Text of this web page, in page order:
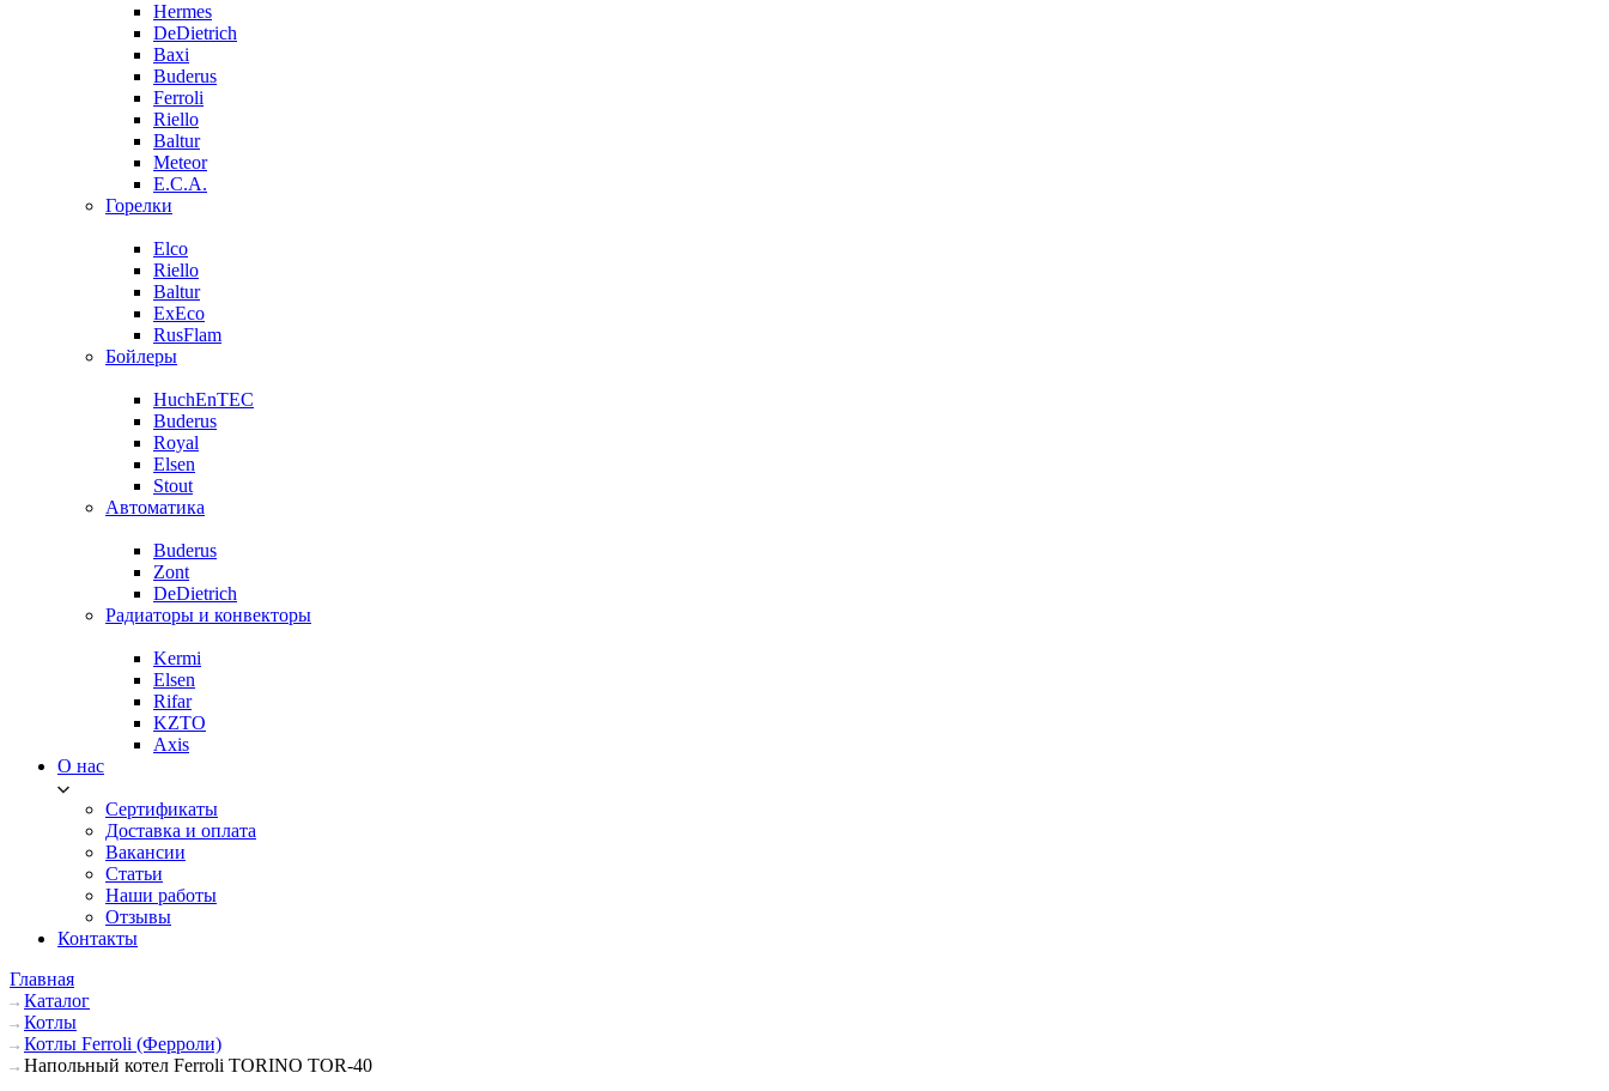
Hermes
DeDietrich
Baxi
Buderus
Ferroli
Riello
Baltur
Meteor
E.C.A.
Горелки
Elco
Riello
Baltur
ExEco
RusFlam
Бойлеры
HuchEnTEC
Buderus
Royal
Elsen
Stout
Автоматика
Buderus
Zont
DeDietrich
Радиаторы и конвекторы
Kermi
Elsen
Rifar
KZTO
Axis
О нас
Сертификаты
Доставка и оплата
Вакансии
Статьи
Наши работы
Отзывы
Контакты
Главная
Каталог
Котлы
Котлы Ferroli (Ферроли)
Напольный котел Ferroli TORINO TOR-40